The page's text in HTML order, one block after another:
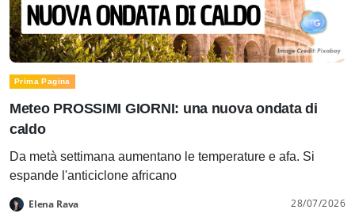
Prima Pagina
Meteo PROSSIMI GIORNI: una nuova ondata di
caldo
Da metà settimana aumentano le temperature e afa. Si
espande l'anticiclone africano
Elena Rava 28/07/2026